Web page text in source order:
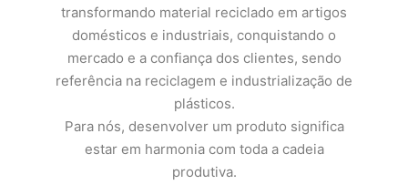
transformando material reciclado em artigos
domésticos e industriais, conquistando o
mercado e a confiança dos clientes, sendo
referência na reciclagem e industrialização de
plásticos.
Para nós, desenvolver um produto significa
estar em harmonia com toda a cadeia
produtiva.